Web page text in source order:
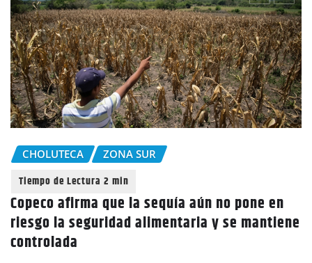
no pone en
y se mantiene
CHOLUTECA
Policía Nacional desaloja a
tierras en El Tulito, Choluteca